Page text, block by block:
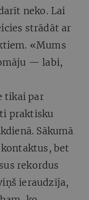
neko. Lai
strādāt ar
«Mums
— labi,
tikai par
praktisku
Sākumā
bet
rekordus
ieraudzīja,